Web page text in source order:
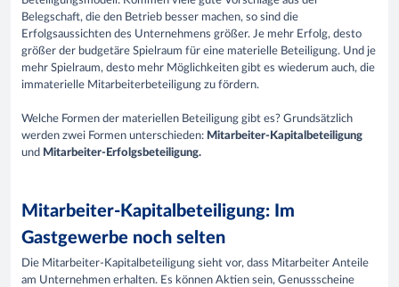
Belegschaft, die den Betrieb besser machen, so sind die
Erfolgsaussichten des Unternehmens größer. Je mehr Erfolg, desto
größer der budgetäre Spielraum für eine materielle Beteiligung. Und je
mehr Spielraum, desto mehr Möglichkeiten gibt es wiederum auch, die
immaterielle Mitarbeiterbeteiligung zu fördern.
Welche Formen der materiellen Beteiligung gibt es? Grundsätzlich
werden zwei Formen unterschieden: Mitarbeiter-Kapitalbeteiligung
und Mitarbeiter-Erfolgsbeteiligung.
Mitarbeiter-Kapitalbeteiligung: Im
Gastgewerbe noch selten
Die Mitarbeiter-Kapitalbeteiligung sieht vor, dass Mitarbeiter Anteile
am Unternehmen erhalten. Es können Aktien sein, Genussscheine